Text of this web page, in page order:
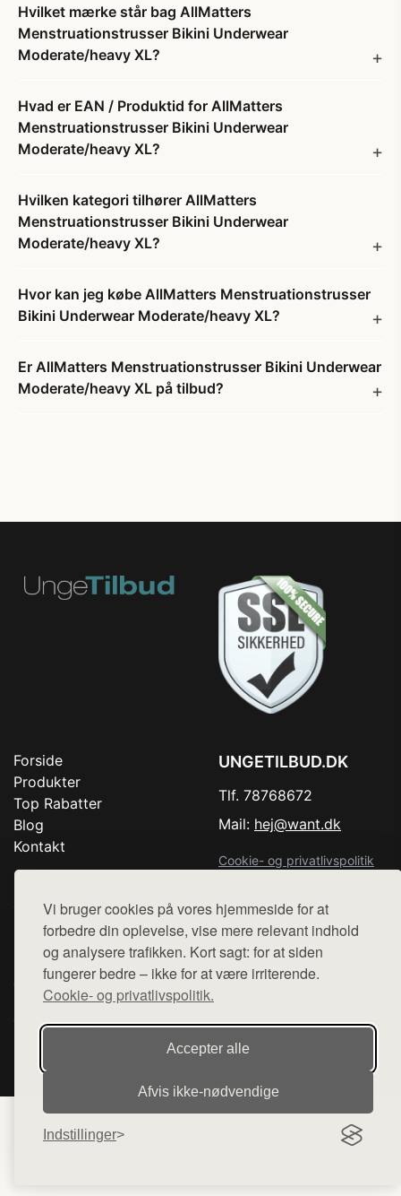
Vi bruger cookies på vores hjemmeside for at
forbedre din oplevelse, vise mere relevant indhold
og analysere trafikken. Kort sagt: for at siden
fungerer bedre – ikke for at være irriterende.
Cookie- og privatlivspolitik.
Accepter alle
Afvis ikke‑nødvendige
Indstillinger
Hvilket mærke står bag AllMatters
Menstruationstrusser Bikini Underwear
Moderate/heavy XL?
Hvad er EAN / Produktid for AllMatters
Menstruationstrusser Bikini Underwear
Moderate/heavy XL?
Hvilken kategori tilhører AllMatters
Menstruationstrusser Bikini Underwear
Moderate/heavy XL?
Hvor kan jeg købe AllMatters Menstruationstrusser
Bikini Underwear Moderate/heavy XL?
Er AllMatters Menstruationstrusser Bikini Underwear
Moderate/heavy XL på tilbud?
Forside
Produkter
Top Rabatter
Blog
Kontakt
UNGETILBUD.DK
Tlf. 78768672
Mail: hej@want.dk
Cookie- og privatlivspolitik
Denne side er en del af want.dk, der udgiver en række
hjemmesider med præsentation af forskellige produkter fra
diverse webshops. Der sælges ikke varer fra denne side - vi
henviser til de shops, som sælger varen. Vi har heller ikke
varerne på lager.
© 2026 ungetilbud.dk. Alle rettigheder forbeholdes.